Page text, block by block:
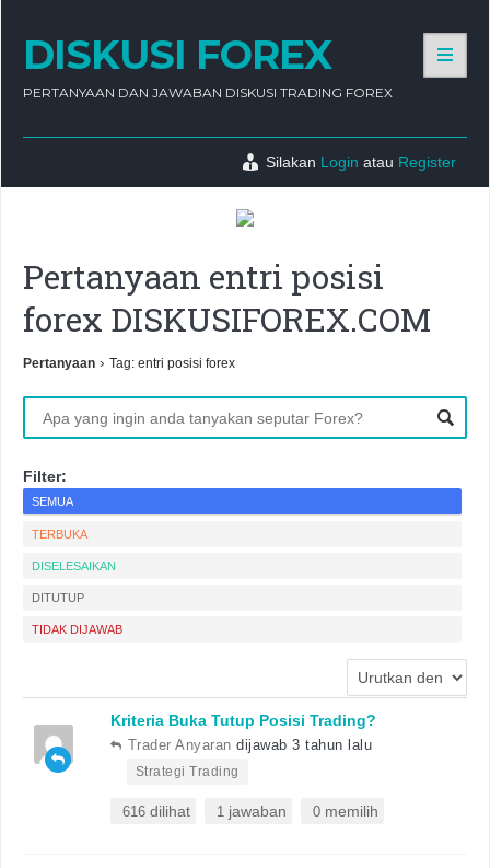
DISKUSI FOREX
PERTANYAAN DAN JAWABAN DISKUSI TRADING FOREX
Silakan Login atau Register
Pertanyaan entri posisi
forex DISKUSIFOREX.COM
Pertanyaan › Tag: entri posisi forex
Filter:
SEMUA
TERBUKA
DISELESAIKAN
DITUTUP
TIDAK DIJAWAB
Kriteria Buka Tutup Posisi Trading?
Trader Anyaran dijawab 3 tahun lalu
Strategi Trading
616 dilihat 1 jawaban 0 memilih